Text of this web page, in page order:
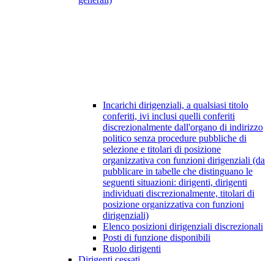
Incarichi dirigenziali, a qualsiasi titolo
conferiti, ivi inclusi quelli conferiti
discrezionalmente dall'organo di indirizzo
politico senza procedure pubbliche di
selezione e titolari di posizione
organizzativa con funzioni dirigenziali (da
pubblicare in tabelle che distinguano le
seguenti situazioni: dirigenti, dirigenti
individuati discrezionalmente, titolari di
posizione organizzativa con funzioni
dirigenziali)
Elenco posizioni dirigenziali discrezionali
Posti di funzione disponibili
Ruolo dirigenti